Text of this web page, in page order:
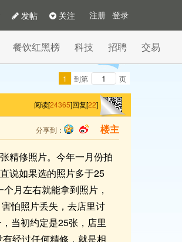
注册 登录
关注
发帖
餐饮红黑榜 科技 招聘 交易
1 到第 页
阅读[24365]回复[22]
楼主
分享到：
qq
sina
精修照片。今年一月份拍
说如果选的照片多于25
月左右就能拿到照片，
怕照片丢失，去店里讨
当初约定是25张，店里
经过任何精修，就是相